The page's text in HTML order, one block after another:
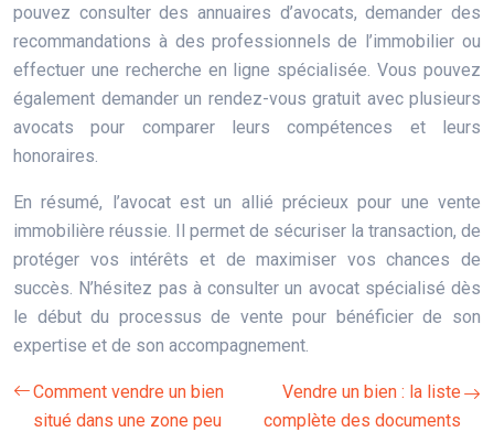
pouvez consulter des annuaires d’avocats, demander des
recommandations à des professionnels de l’immobilier ou
effectuer une recherche en ligne spécialisée. Vous pouvez
également demander un rendez-vous gratuit avec plusieurs
avocats pour comparer leurs compétences et leurs
honoraires.
En résumé, l’avocat est un allié précieux pour une vente
immobilière réussie. Il permet de sécuriser la transaction, de
protéger vos intérêts et de maximiser vos chances de
succès. N’hésitez pas à consulter un avocat spécialisé dès
le début du processus de vente pour bénéficier de son
expertise et de son accompagnement.
Comment vendre un bien
situé dans une zone peu
Vendre un bien : la liste
complète des documents